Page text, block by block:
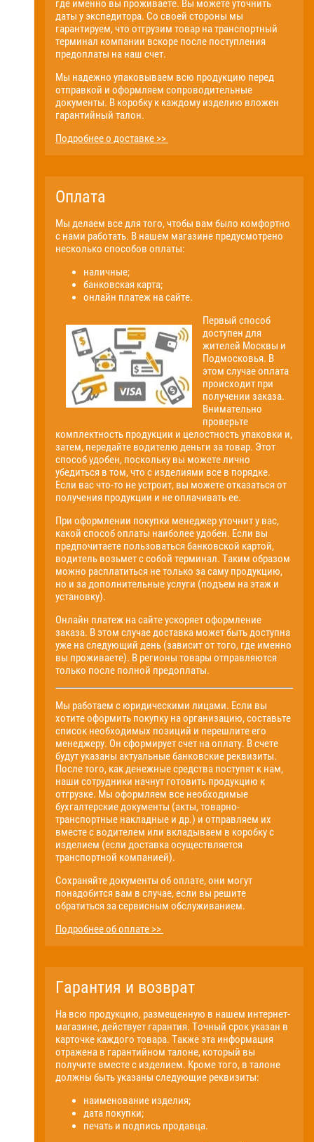
где именно вы проживаете. Вы можете уточнить
даты у экспедитора. Со своей стороны мы
гарантируем, что отгрузим товар на транспортный
терминал компании вскоре после поступления
предоплаты на наш счет.
Мы надежно упаковываем всю продукцию перед
отправкой и оформляем сопроводительные
документы. В коробку к каждому изделию вложен
гарантийный талон.
Подробнее о доставке >>
Оплата
Мы делаем все для того, чтобы вам было комфортно
с нами работать. В нашем магазине предусмотрено
несколько способов оплаты:
наличные;
банковская карта;
онлайн платеж на сайте.
Первый способ
доступен для
жителей Москвы и
Подмосковья. В
этом случае оплата
происходит при
получении заказа.
Внимательно
проверьте
комплектность продукции и целостность упаковки и,
затем, передайте водителю деньги за товар. Этот
способ удобен, поскольку вы можете лично
убедиться в том, что с изделиями все в порядке.
Если вас что-то не устроит, вы можете отказаться от
получения продукции и не оплачивать ее.
При оформлении покупки менеджер уточнит у вас,
какой способ оплаты наиболее удобен. Если вы
предпочитаете пользоваться банковской картой,
водитель возьмет с собой терминал. Таким образом
можно расплатиться не только за саму продукцию,
но и за дополнительные услуги (подъем на этаж и
установку).
Онлайн платеж на сайте ускоряет оформление
заказа. В этом случае доставка может быть доступна
уже на следующий день (зависит от того, где именно
вы проживаете). В регионы товары отправляются
только после полной предоплаты.
Мы работаем с юридическими лицами. Если вы
хотите оформить покупку на организацию, составьте
список необходимых позиций и перешлите его
менеджеру. Он сформирует счет на оплату. В счете
будут указаны актуальные банковские реквизиты.
После того, как денежные средства поступят к нам,
наши сотрудники начнут готовить продукцию к
отгрузке. Мы оформляем все необходимые
бухгалтерские документы (акты, товарно-
транспортные накладные и др.) и отправляем их
вместе с водителем или вкладываем в коробку с
изделием (если доставка осуществляется
транспортной компанией).
Сохраняйте документы об оплате, они могут
понадобится вам в случае, если вы решите
обратиться за сервисным обслуживанием.
Подробнее об оплате >>
Гарантия и возврат
На всю продукцию, размещенную в нашем интернет-
магазине, действует гарантия. Точный срок указан в
карточке каждого товара. Также эта информация
отражена в гарантийном талоне, который вы
получите вместе с изделием. Кроме того, в талоне
должны быть указаны следующие реквизиты:
наименование изделия;
дата покупки;
печать и подпись продавца.